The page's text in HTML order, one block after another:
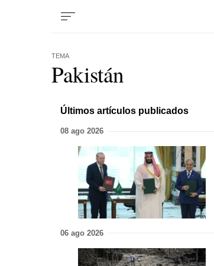
TEMA
Pakistán
Últimos artículos publicados
08 ago 2026
06 ago 2026